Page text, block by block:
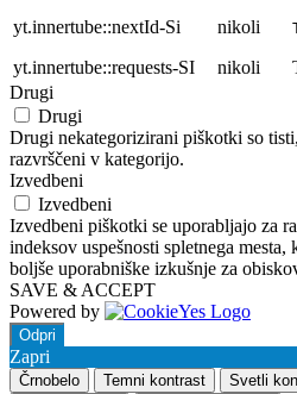
yt.innertube::nextId-Si
nikoli
yt.innertube::requests-SI nikoli
Drugi
Drugi
Drugi nekategorizirani piškotki so
razvrščeni v kategorijo.
Izvedbeni
Izvedbeni
Izvedbeni piškotki se uporabljajo za
indeksov uspešnosti spletnega
boljše uporabniške izkušnje za
SAVE & ACCEPT
Powered by
Odpri
Zapri
Črnobelo Temni kontrast Svetli